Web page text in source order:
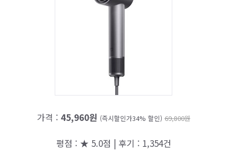
가격 : 45,960원 (즉시할인가34% 할인) 69,800원
평점 : ★ 5.0점 | 후기 : 1,354건